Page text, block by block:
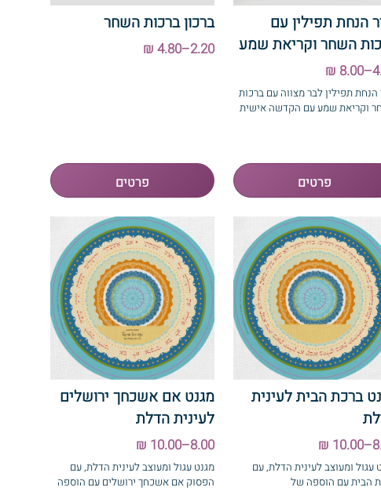
הנחת תפילין עם
השחר וקריאת שמע
תפילין לבר מצווה עם ברכות
וקריאת שמע עם הקדשה אישית
ברכון ברכות השחר
2.20–4.80 ₪
ברכת הבית לעינית
עגול ומעוצב לעינית הדלת, עם
הבית עם הוספה של
מגנט אם אשכחך ירושלים
לעינית הדלת
8.00–10.00 ₪
מגנט עגול ומעוצב לעינית הדלת, עם
הפסוק אם אשכחך ירושלים עם הוספה